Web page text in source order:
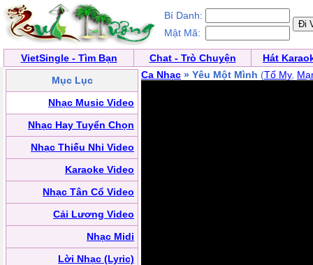
Bí Danh:
Mật Mã:
VietSingle - Tìm Bạn Chat - Trò Chuyện
Hát
Mục Lục
Nhạc Music Video
Nhạc Hay Tuyển Chọn
Nhạc Thiếu Nhi Video
Karaoke Video
Nhạc Tân Cổ Video
Cải Lương Video
Nhạc Midi
Lời Nhạc (Lyric)
Ca Nhạc » Yêu Một Mình (Tố My,